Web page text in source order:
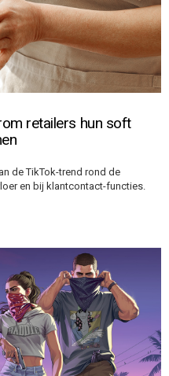
retailers hun soft
de TikTok-trend rond de
en bij klantcontact-functies.